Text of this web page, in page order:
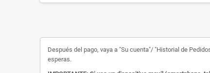
Después del pago, vaya a "Su cuenta"/ "Historial de
esperas.